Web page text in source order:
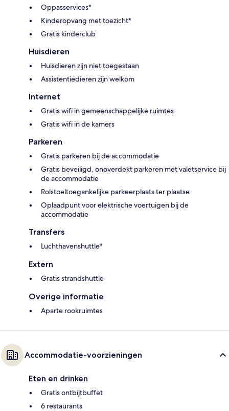
Oppasservices*
Kinderopvang met toezicht*
Gratis kinderclub
Huisdieren
Huisdieren zijn niet toegestaan
Assistentiedieren zijn welkom
Internet
Gratis wifi in gemeenschappelijke ruimtes
Gratis wifi in de kamers
Parkeren
Gratis parkeren bij de accommodatie
Gratis beveiligd, onoverdekt parkeren met valetservice bij
de accommodatie
Rolstoeltoegankelijke parkeerplaats ter plaatse
Oplaadpunt voor elektrische voertuigen bij de
accommodatie
Transfers
Luchthavenshuttle*
Extern
Gratis strandshuttle
Overige informatie
Aparte rookruimtes
Accommodatie-voorzieningen
Eten en drinken
Gratis ontbijtbuffet
6 restaurants